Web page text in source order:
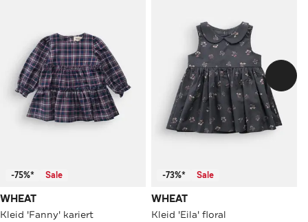
-75%* Sale
WHEAT
Kleid 'Fanny' kariert
-73%* Sale
WHEAT
Kleid 'Eila' floral